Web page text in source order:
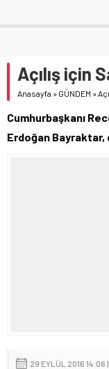
Açılış için
Anasayfa » GÜNDEM »
Cumhurbaşkanı
Erdoğan Bayraktar,
29 EYLÜL 2016 14:06